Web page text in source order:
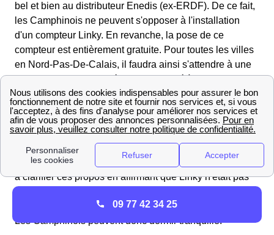
bel et bien au distributeur Enedis (ex-ERDF). De ce fait,
les Camphinois ne peuvent s'opposer à l'installation
d'un compteur Linky. En revanche, la pose de ce
compteur est entièrement gratuite. Pour toutes les villes
en Nord-Pas-De-Calais, il faudra ainsi s'attendre à une
intervention dans l'année, si ce n'est déjà fait.
Linky est-il dangereux ?
Le compteur communiquant d'Enedis a été vivement
critiqué, certains pointant du doigt les ondes négatives
pour la santé qu'il pourrait émettre. Le distributeur a tenu
à clarifier ces propos en affirmant que Linky n'était pas
notamment le même système de propagation d'ondes.
Les Camphinois peuvent donc dormir tranquille.
09 77 42 34 25